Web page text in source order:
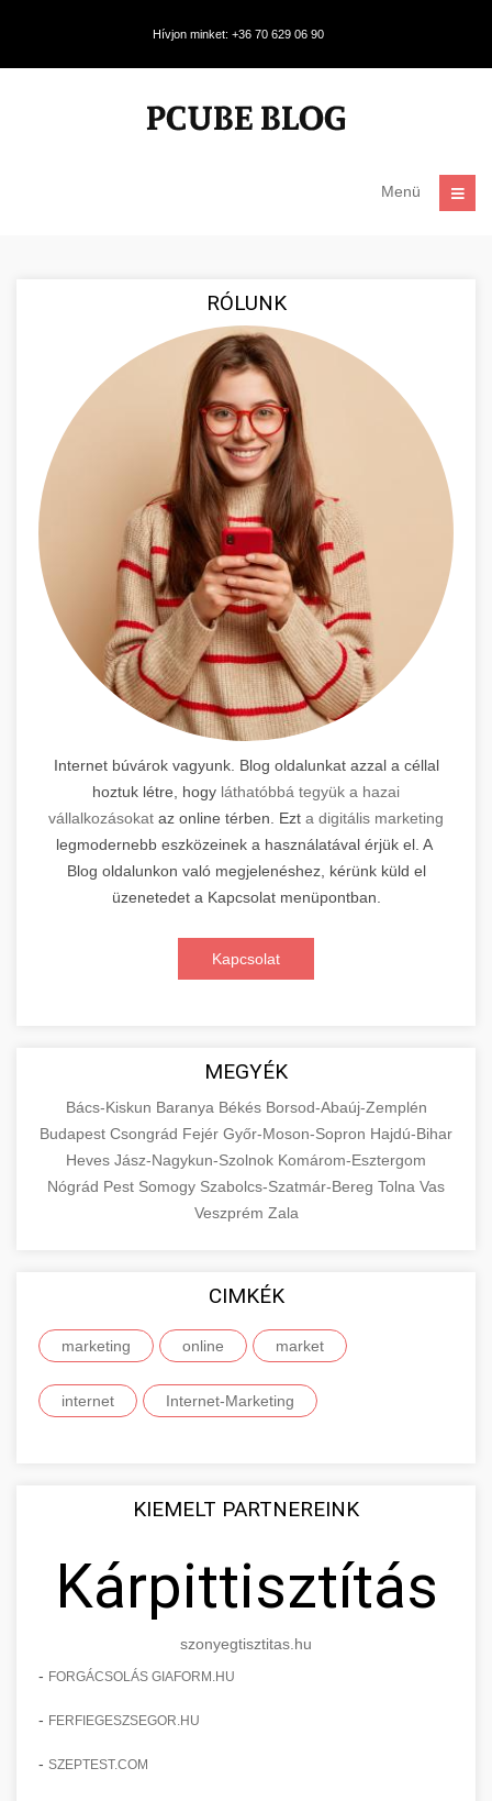
Hívjon minket: +36 70 629 06 90
Menü
RÓLUNK
Internet búvárok vagyunk. Blog oldalunkat azzal a céllal
hoztuk létre, hogy láthatóbbá tegyük a hazai
vállalkozásokat az online térben. Ezt a digitális marketing
legmodernebb eszközeinek a használatával érjük el. A
Blog oldalunkon való megjelenéshez, kérünk küld el
üzenetedet a Kapcsolat menüpontban.
Kapcsolat
MEGYÉK
Bács-Kiskun Baranya Békés Borsod-Abaúj-Zemplén
Budapest Csongrád Fejér Győr-Moson-Sopron Hajdú-Bihar
Heves Jász-Nagykun-Szolnok Komárom-Esztergom
Nógrád Pest Somogy Szabolcs-Szatmár-Bereg Tolna Vas
Veszprém Zala
CIMKÉK
marketing online market
internet Internet-Marketing
KIEMELT PARTNEREINK
Kárpittisztítás
szonyegtisztitas.hu
- FORGÁCSOLÁS GIAFORM.HU
- FERFIEGESZSEGOR.HU
- SZEPTEST.COM